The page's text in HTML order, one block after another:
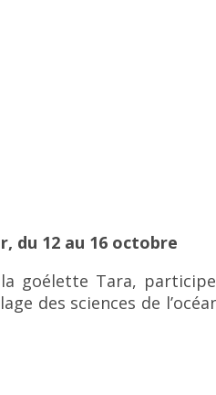
du 12 au 16 octobre
goélette Tara,
des sciences de